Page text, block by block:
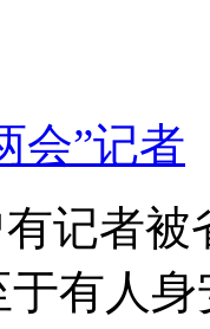
会”记者
有记者
有人